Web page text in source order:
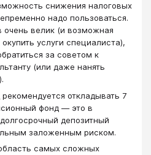
снижения налоговых
надо пользоваться.
очень велик (и возможная
услуги специалиста),
за советом к
(или даже нанять
откладывать 7
фонд — это в
депозитный
заложенным риском.
самых сложных